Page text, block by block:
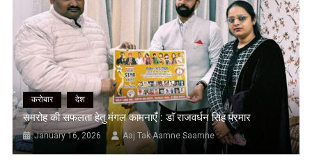
करोबार देश
समरोह की सफलता हेतु मंगल कामनाएँ : डाॅ राजवर्धन सिंह परमार
January 16, 2026 Aaj Tak Aamne Saamne